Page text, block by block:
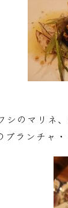
シのマリネ
ランチャ・